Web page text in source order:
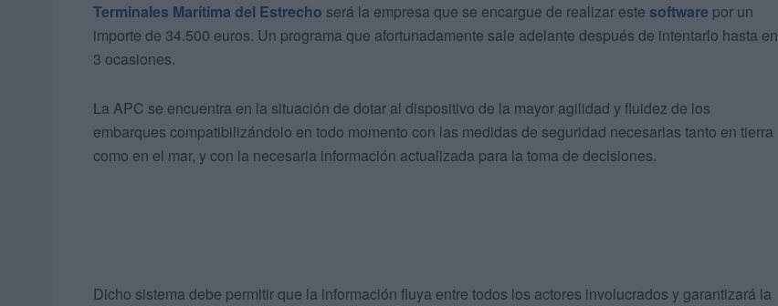
Terminales Marítima del Estrecho será la empresa que se encargue de realizar este software por un
importe de 34.500 euros. Un programa que afortunadamente sale adelante después de intentarlo hasta en
3 ocasiones.
La APC se encuentra en la situación de dotar al dispositivo de la mayor agilidad y fluidez de los
embarques compatibilizándolo en todo momento con las medidas de seguridad necesarias tanto en tierra
como en el mar, y con la necesaria información actualizada para la toma de decisiones.
Dicho sistema debe permitir que la información fluya entre todos los actores involucrados y garantizará la